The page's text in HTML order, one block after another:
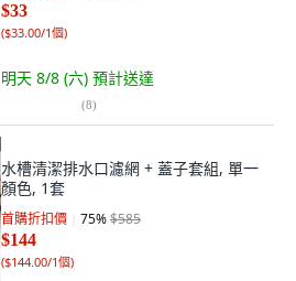
$33
($33.00/1個)
明天 8/8 (六) 預計送達
(8)
水槽清潔排水口濾網 + 蓋子套組, 單一
顏色, 1套
首購折扣價 75%$585
$144
($144.00/1個)